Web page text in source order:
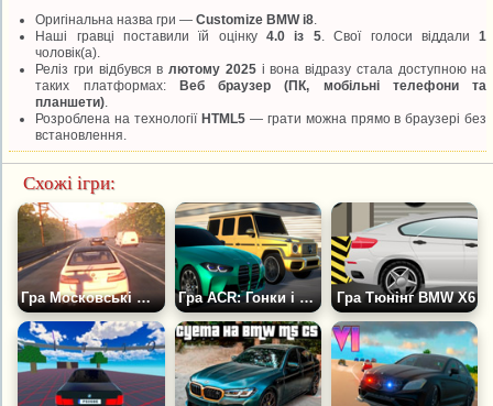
Оригінальна назва гри —Customize BMW i8
Наші гравці поставили їй оцінку4.0 із 5. Свої голоси віддали1
чоловік(а).
Реліз гри відбувся влютому 2025і вона відразу стала доступною на
таких платформах: Веб браузер (ПК, мобільні телефони та
планшети)
Розроблена на технології HTML5— грати можна прямо в браузері без
встановлення.
Схожі ігри:
Гра Московські Шашки на МКАДі Гра ACR: Гонки і Дрифт в Місті Гра Тюнінг BMW X6